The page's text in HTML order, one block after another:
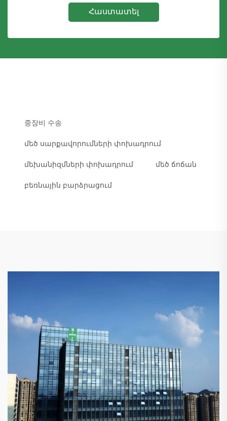
Հաստատել
중장비 수송
մեծ սարքավորումների փոխադրում
մեխանիզմների փոխադրում մեծ ճոճան
բեռնային բարձրացում